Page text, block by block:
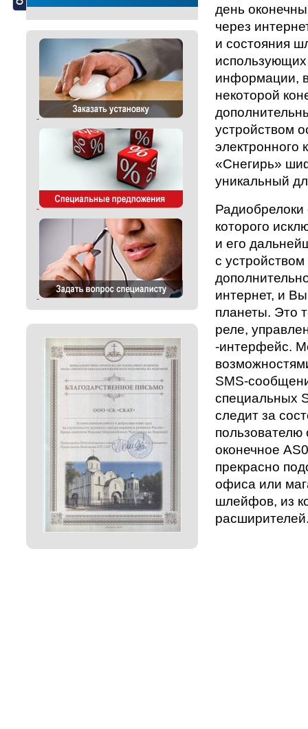
день
через
и состояния
информации, в
некоторой
устройством
«Снегирь»
уникальный
которого
и его
с
интернет, и
планеты. Это
реле,
-интерфейс.
SMS-
специальных
следит за
пользователю
оконечное
прекрасно
офиса или
шлейфов, из